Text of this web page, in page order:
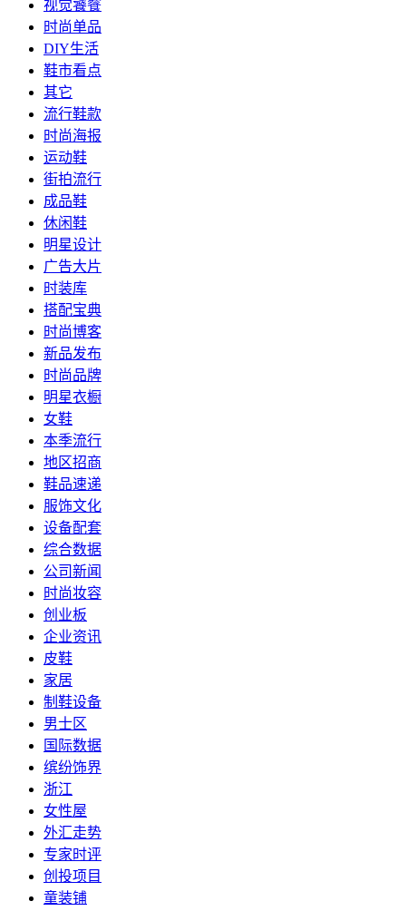
视觉饕餮
时尚单品
DIY生活
鞋市看点
其它
流行鞋款
时尚海报
运动鞋
街拍流行
成品鞋
休闲鞋
明星设计
广告大片
时装库
搭配宝典
时尚博客
新品发布
时尚品牌
明星衣橱
女鞋
本季流行
地区招商
鞋品速递
服饰文化
设备配套
综合数据
公司新闻
时尚妆容
创业板
企业资讯
皮鞋
家居
制鞋设备
男士区
国际数据
缤纷饰界
浙江
女性屋
外汇走势
专家时评
创投项目
童装铺